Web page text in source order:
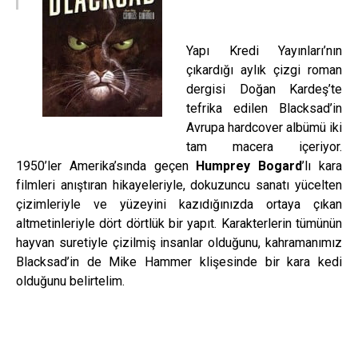
Yapı Kredi Yayınları’nın
çıkardığı aylık çizgi roman
dergisi Doğan Kardeş’te
tefrika edilen Blacksad’in
Avrupa hardcover albümü iki
tam macera içeriyor.
1950’ler Amerika’sında geçen Humprey Bogard’lı kara
filmleri anıştıran hikayeleriyle, dokuzuncu sanatı yücelten
çizimleriyle ve yüzeyini kazıdığınızda ortaya çıkan
altmetinleriyle dört dörtlük bir yapıt. Karakterlerin tümünün
hayvan suretiyle çizilmiş insanlar olduğunu, kahramanımız
Blacksad’in de Mike Hammer klişesinde bir kara kedi
olduğunu belirtelim.